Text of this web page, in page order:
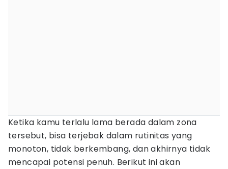
Ketika kamu terlalu lama berada dalam zona
tersebut, bisa terjebak dalam rutinitas yang
monoton, tidak berkembang, dan akhirnya tidak
mencapai potensi penuh. Berikut ini akan